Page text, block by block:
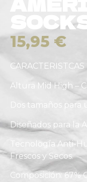
15,95 €
CARACTERISTCAS
Altura Mid High –
Dos tamaños
Diseñados para la
Tecnología Anti-
Frescos y Secos.
Composición: 67%